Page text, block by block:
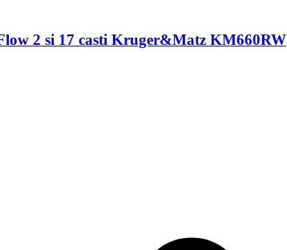
2 si 17 casti Kruger&Matz KM660RW